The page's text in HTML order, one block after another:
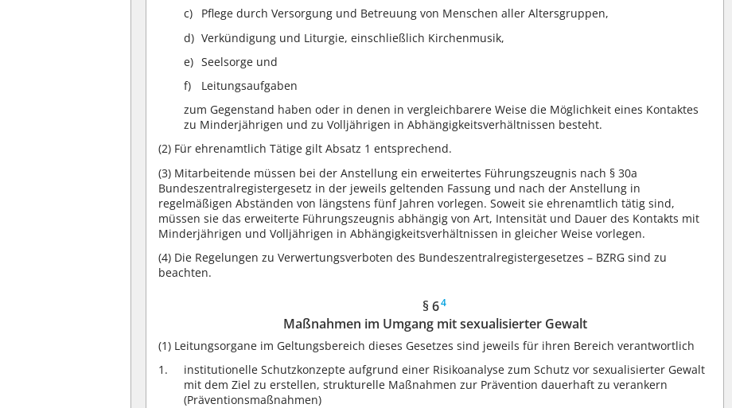
Pflege durch Versorgung und Betreuung von Menschen aller Altersgruppen,
Verkündigung und Liturgie, einschließlich Kirchenmusik,
Seelsorge und
Leitungsaufgaben
zum Gegenstand haben oder in denen in vergleichbarere Weise die Möglichkeit eines Kontaktes
zu Minderjährigen und zu Volljährigen in Abhängigkeitsverhältnissen besteht.
(2) Für ehrenamtlich Tätige gilt Absatz 1 entsprechend.
(3) Mitarbeitende müssen bei der Anstellung ein erweitertes Führungszeugnis nach § 30a
Bundeszentralregistergesetz in der jeweils geltenden Fassung und nach der Anstellung in
regelmäßigen Abständen von längstens fünf Jahren vorlegen. Soweit sie ehrenamtlich tätig sind,
müssen sie das erweiterte Führungszeugnis abhängig von Art, Intensität und Dauer des Kontakts mit
Minderjährigen und Volljährigen in Abhängigkeitsverhältnissen in gleicher Weise vorlegen.
(4) Die Regelungen zu Verwertungsverboten des Bundeszentralregistergesetzes – BZRG sind zu
beachten.
§ 64
Maßnahmen im Umgang mit sexualisierter Gewalt
(1) Leitungsorgane im Geltungsbereich dieses Gesetzes sind jeweils für ihren Bereich verantwortlich
institutionelle Schutzkonzepte aufgrund einer Risikoanalyse zum Schutz vor sexualisierter Gewalt
mit dem Ziel zu erstellen, strukturelle Maßnahmen zur Prävention dauerhaft zu verankern
(Präventionsmaßnahmen)